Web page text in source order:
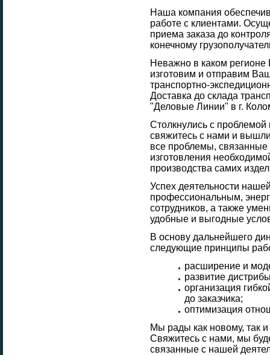
Наша компания
работе с клиентами.
приема заказа до
конечному
Неважно в каком
изготовим и отправим
транспортно-
Доставка до склада
"Деловые Линии" в г.
Столкнулись с
свяжитесь с нами и
все проблемы,
изготовления
производства самих
Успех деятельности
профессиональным,
сотрудников, а также
удобные и выгодные
В основу дальнейшего
следующие принципы
расширение и
развитие
организация
до заказчика;
оптимизация
Мы рады как новому, так и
Свяжитесь с нами, мы
связанные с нашей